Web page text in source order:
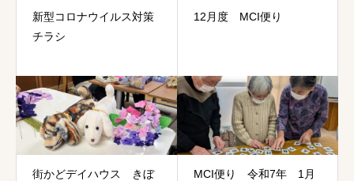
新型コロナウイルス対策
チラシ
12月度 MCI便り
街かどデイハウス きぼ
MCI便り 令和7年 1月